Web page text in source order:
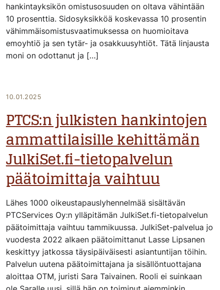
hankintayksikön omistusosuuden on oltava vähintään
10 prosenttia. Sidosyksikköä koskevassa 10 prosentin
vähimmäisomistusvaatimuksessa on huomioitava
emoyhtiö ja sen tytär- ja osakkuusyhtiöt. Tätä linjausta
moni on odottanut ja […]
10.01.2025
PTCS:n julkisten hankintojen
ammattilaisille kehittämän
JulkiSet.fi-tietopalvelun
päätoimittaja vaihtuu
Lähes 1000 oikeustapauslyhennelmää sisältävän
PTCServices Oy:n ylläpitämän JulkiSet.fi-tietopalvelun
päätoimittaja vaihtuu tammikuussa. JulkiSet-palvelua jo
vuodesta 2022 alkaen päätoimittanut Lasse Lipsanen
keskittyy jatkossa täysipäiväisesti asiantuntijan töihin.
Palvelun uutena päätoimittajana ja sisällöntuottajana
aloittaa OTM, juristi Sara Taivainen. Rooli ei suinkaan